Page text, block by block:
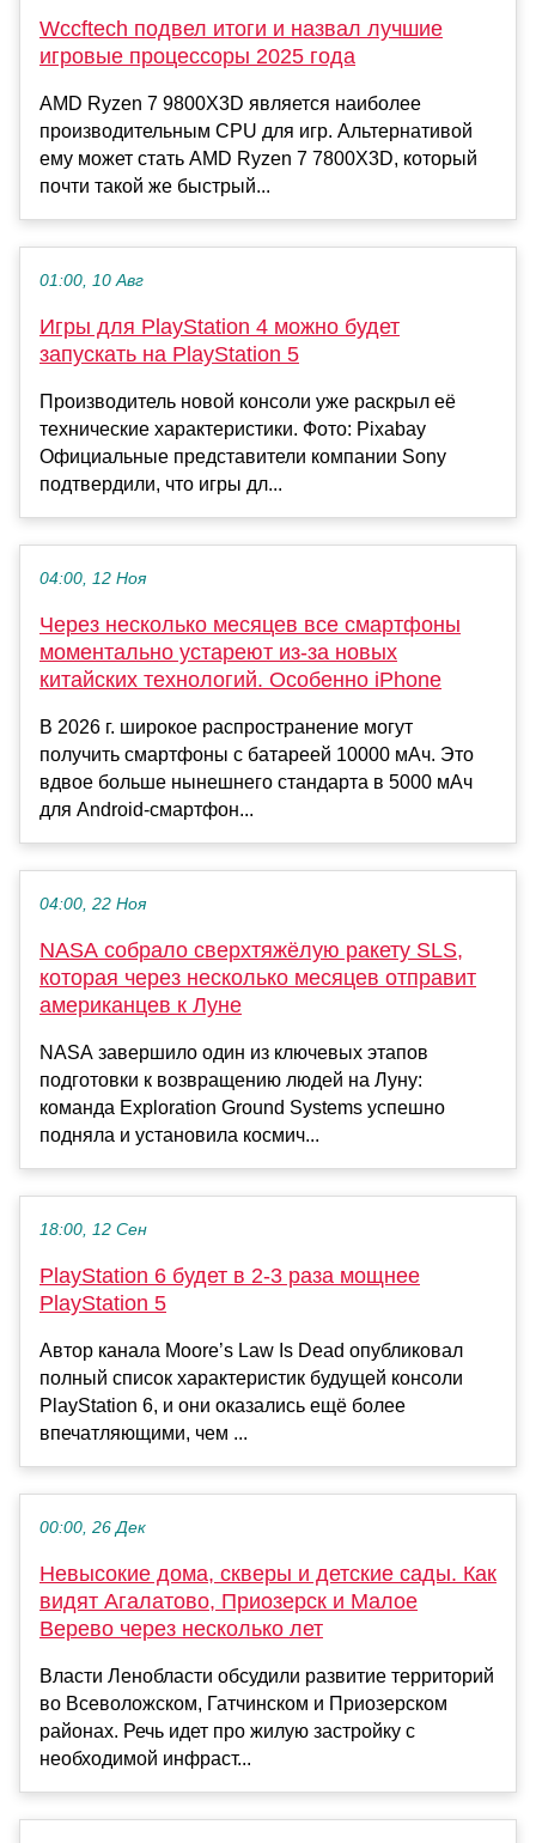
Wccftech подвел итоги и назвал лучшие
игровые процессоры 2025 года
AMD Ryzen 7 9800X3D является наиболее
производительным CPU для игр. Альтернативой
ему может стать AMD Ryzen 7 7800X3D, который
почти такой же быстрый...
01:00, 10 Авг
Игры для PlayStation 4 можно будет
запускать на PlayStation 5
Производитель новой консоли уже раскрыл её
технические характеристики. Фото: Pixabay
Официальные представители компании Sony
подтвердили, что игры дл...
04:00, 12 Ноя
Через несколько месяцев все смартфоны
моментально устареют из-за новых
китайских технологий. Особенно iPhone
В 2026 г. широкое распространение могут
получить смартфоны с батареей 10000 мАч. Это
вдвое больше нынешнего стандарта в 5000 мАч
для Android-смартфон...
04:00, 22 Ноя
NASA собрало сверхтяжёлую ракету SLS,
которая через несколько месяцев отправит
американцев к Луне
NASA завершило один из ключевых этапов
подготовки к возвращению людей на Луну:
команда Exploration Ground Systems успешно
подняла и установила космич...
18:00, 12 Сен
PlayStation 6 будет в 2-3 раза мощнее
PlayStation 5
Автор канала Moore’s Law Is Dead опубликовал
полный список характеристик будущей консоли
PlayStation 6, и они оказались ещё более
впечатляющими, чем ...
00:00, 26 Дек
Невысокие дома, скверы и детские сады. Как
видят Агалатово, Приозерск и Малое
Верево через несколько лет
Власти Ленобласти обсудили развитие территорий
во Всеволожском, Гатчинском и Приозерском
районах. Речь идет про жилую застройку с
необходимой инфраст...